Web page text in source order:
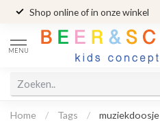
Shop online of in onze winkel
MENU
Home / Tags / muziekdoosje